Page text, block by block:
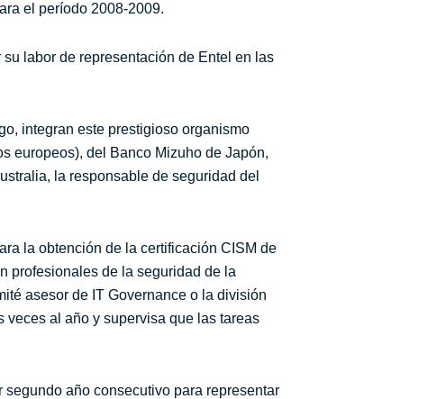
el período 2008-2009.
labor de representación de Entel en las
integran este prestigioso organismo
europeos), del Banco Mizuho de Japón,
la responsable de seguridad del
la obtención de la certificación CISM de
profesionales de la seguridad de la
asesor de IT Governance o la división
veces al año y supervisa que las tareas
año consecutivo para representar